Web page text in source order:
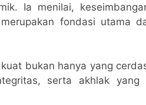
Ia menilai,
fondasi utama
bukan hanya yang
serta akhlak yang